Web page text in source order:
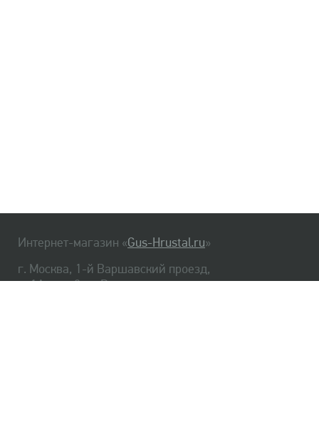
Интернет-магазин «Gus-Hrustal.ru»
г. Москва, 1-й Варшавский проезд,
д. 1А, стр. 3, м. Варшавская